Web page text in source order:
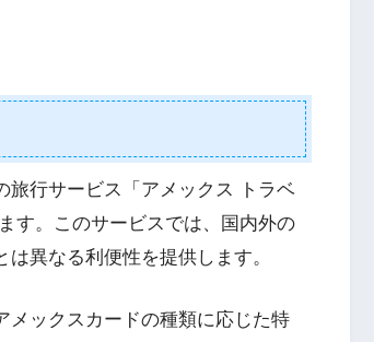
旅行サービス「アメックス トラベ
す。このサービスでは、国内外の
異なる利便性を提供します。
メックスカードの種類に応じた特